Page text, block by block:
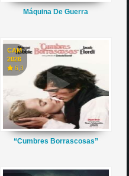
Máquina De Guerra
CAM
2026
6,3
“Cumbres Borrascosas”